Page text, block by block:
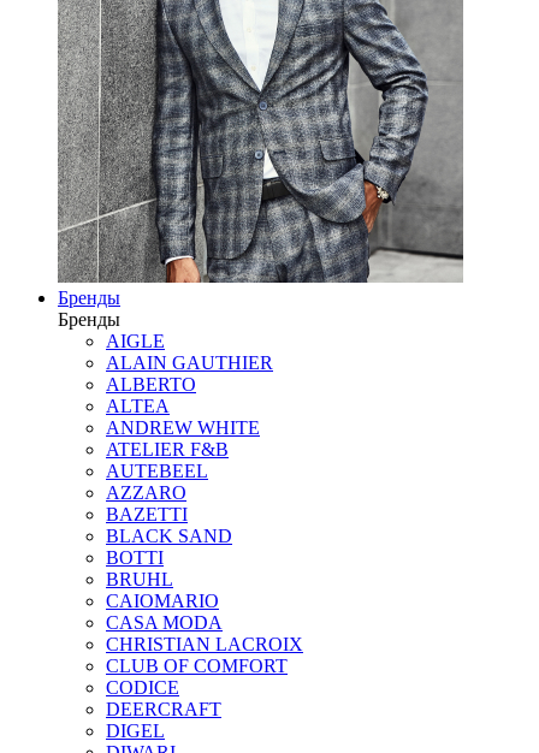
Бренды
Бренды
AIGLE
ALAIN GAUTHIER
ALBERTO
ALTEA
ANDREW WHITE
ATELIER F&B
AUTEBEEL
AZZARO
BAZETTI
BLACK SAND
BOTTI
BRUHL
CAIOMARIO
CASA MODA
CHRISTIAN LACROIX
CLUB OF COMFORT
CODICE
DEERCRAFT
DIGEL